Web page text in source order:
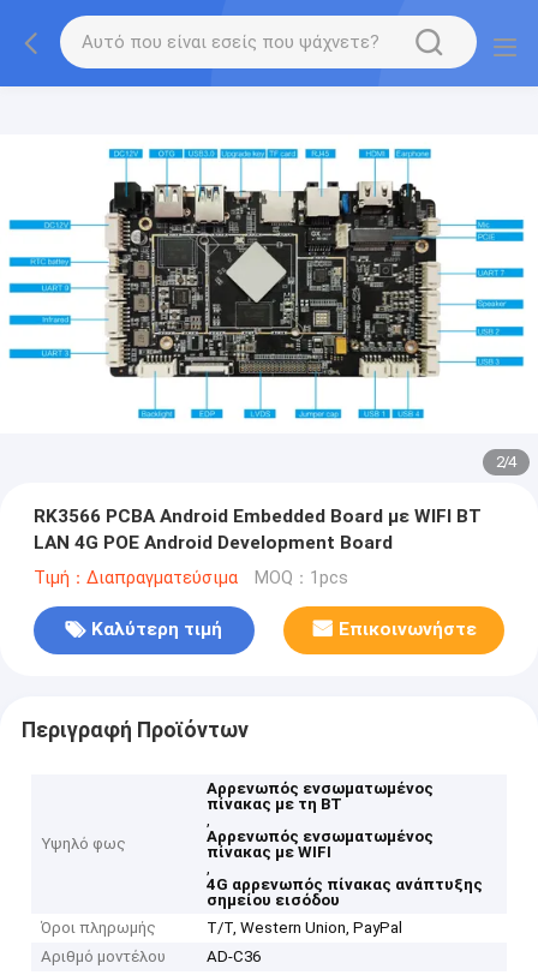
2/4
RK3566 PCBA Android Embedded Board με WIFI BT
LAN 4G POE Android Development Board
Τιμή：Διαπραγματεύσιμα MOQ：1pcs
Καλύτερη τιμή Επικοινωνήστε
Περιγραφή Προϊόντων
Υψηλό φως
Αρρενωπός ενσωματωμένος
πίνακας με τη BT
,
Αρρενωπός ενσωματωμένος
πίνακας με WIFI
,
4G αρρενωπός πίνακας ανάπτυξης
σημείου εισόδου
Όροι πληρωμής
T/T, Western Union, PayPal
Αριθμό μοντέλου
AD-C36